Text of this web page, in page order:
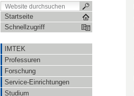
Startseite
Schnellzugriff
IMTEK
Professuren
Forschung
Service-Einrichtungen
Studium